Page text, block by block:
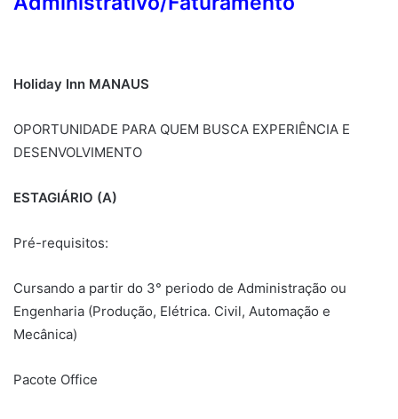
Holiday Inn MANAUS
OPORTUNIDADE PARA QUEM BUSCA EXPERIÊNCIA E
DESENVOLVIMENTO
ESTAGIÁRIO (A)
Pré-requisitos:
Cursando a partir do 3° periodo de Administração ou
Engenharia (Produção, Elétrica. Civil, Automação e
Mecânica)
Pacote Office